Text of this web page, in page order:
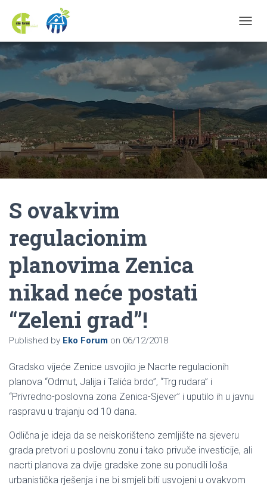
S ovakvim
regulacionim
planovima Zenica
nikad neće postati
“Zeleni grad”!
Published by Eko Forum on 06/12/2018
Gradsko vijeće Zenice usvojilo je Nacrte regulacionih
planova “Odmut, Jalija i Talića brdo”, “Trg rudara” i
“Privredno-poslovna zona Zenica-Sjever” i uputilo ih u javnu
raspravu u trajanju od 10 dana.
Odlična je ideja da se neiskorišteno zemljište na sjeveru
grada pretvori u poslovnu zonu i tako privuče investicije, ali
nacrti planova za dvije gradske zone su ponudili loša
urbanistička rješenja i ne bi smjeli biti usvojeni u ovakvom